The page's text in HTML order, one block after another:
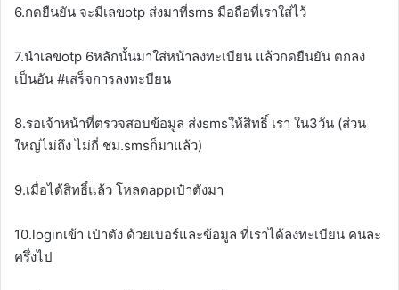
6.กดยืนยัน จะมีเลขotp ส่งมาที่sms มือถือที่เราใส่ไว้
7.นำเลขotp 6หลักนั้นมาใส่หน้าลงทะเบียน แล้วกดยืนยัน ตกลง
เป็นอัน #เสร็จการลงทะบียน
8.รอเจ้าหน้าที่ตรวจสอบข้อมูล ส่งsmsให้สิทธิ์ เรา ใน3วัน (ส่วน
ใหญ่ไม่ถึง ไม่กี่ ชม.smsก็มาแล้ว)
9.เมื่อได้สิทธิ์แล้ว โหลดappเป๋าตังมา
10.loginเข้า เป๋าตัง ด้วยเบอร์และข้อมูล ที่เราได้ลงทะเบียน คนละ
ครึ่งไป